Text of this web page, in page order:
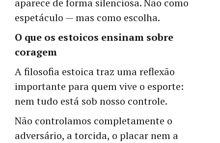
aparece de forma silenciosa. Não como
espetáculo — mas como escolha.
O que os estoicos ensinam sobre
coragem
A filosofia estoica traz uma reflexão
importante para quem vive o esporte:
nem tudo está sob nosso controle.
Não controlamos completamente o
adversário, a torcida, o placar nem a